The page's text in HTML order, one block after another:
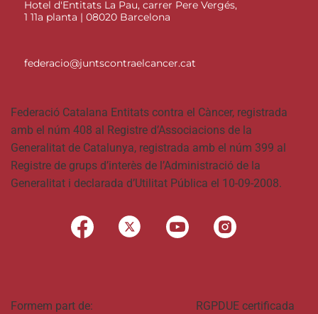
Hotel d'Entitats La Pau, carrer Pere Vergés,
1 11a planta | 08020 Barcelona
federacio@juntscontraelcancer.cat
Federació Catalana Entitats contra el Càncer, registrada
amb el núm 408 al Registre d’Associacions de la
Generalitat de Catalunya, registrada amb el núm 399 al
Registre de grups d’interès de l’Administració de la
Generalitat i declarada d’Utilitat Pública el 10-09-2008.
Formem part de:
RGPDUE certificada